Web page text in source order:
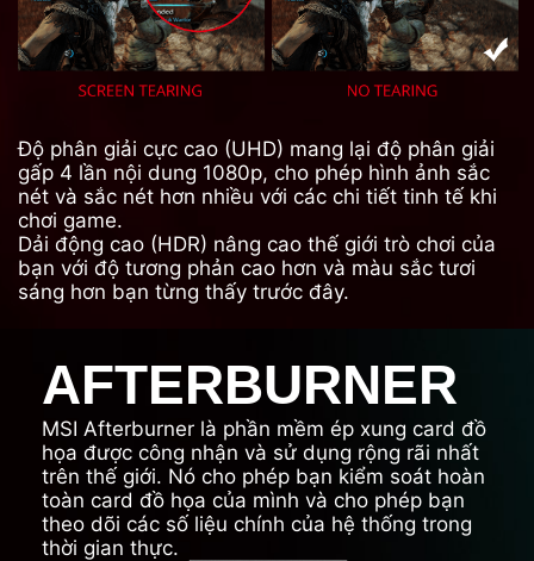
Độ phân giải cực cao (UHD) mang lại độ phân giải
gấp 4 lần nội dung 1080p, cho phép hình ảnh sắc
nét và sắc nét hơn nhiều với các chi tiết tinh tế khi
chơi game.
Dải động cao (HDR) nâng cao thế giới trò chơi của
bạn với độ tương phản cao hơn và màu sắc tươi
sáng hơn bạn từng thấy trước đây.
AFTERBURNER
MSI Afterburner là phần mềm ép xung card đồ
họa được công nhận và sử dụng rộng rãi nhất
trên thế giới. Nó cho phép bạn kiểm soát hoàn
toàn card đồ họa của mình và cho phép bạn
theo dõi các số liệu chính của hệ thống trong
thời gian thực.